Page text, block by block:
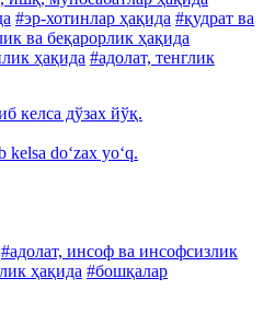
#эр-хотинлар ҳақида #қудрат ва
ва беқарорлик ҳақида
ҳақида #адолат, тенглик
келса дўзах йўқ.
kelsa do‘zax yo‘q.
#адолат, инсоф ва инсофсизлик
ҳақида #бошқалар